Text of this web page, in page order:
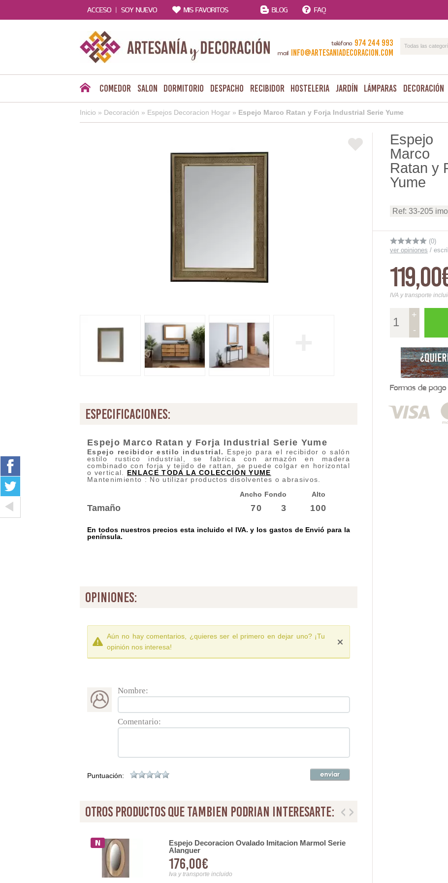
ACCESO | SOY NUEVO MIS FAVORITOS BLOG FAQ
teléfono 974 244 993
mail info@artesaniadecoracion.com
Todas las
Comedor Salon Dormitorio Despacho Recibidor Hosteleria Jardín Lámparas Decoración
Inicio » Decoración » Espejos Decoracion Hogar » Espejo Marco Ratan y Forja Industrial Serie Yume
especificaciones:
Espejo Marco Ratan y Forja Industrial Serie Yume
Espejo recibidor estilo industrial. Espejo para el recibidor o salón
estilo rustico industrial, se fabrica con armazón en madera
combinado con forja y tejido de rattan, se puede colgar en horizontal
o vertical. ENLACE TODA LA COLECCIÓN YUME
Mantenimiento : No utilizar productos disolventes o abrasivos.
Ancho Fondo Alto
Tamaño 70 3 100
En todos nuestros precios esta incluido el IVA. y los gastos de Envió para la
península.
opiniones:
Aún no hay comentarios, ¿quieres ser el primero en dejar uno? ¡Tu
opinión nos interesa!
Nombre:
Comentario:
Puntuación:
otros productos que tambien podrian interesarte:
Espejo Decoracion Ovalado Imitacion Marmol Serie
Alanguer
176,00€
Iva y transporte incluido
Espejo
Marco
Ratan y
Yume
Ref: 33-205
(0)
ver opiniones /
IVA y transporte
+
-
Formas de